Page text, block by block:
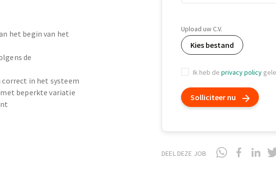
het begin van het
de
in het systeem
beperkte variatie
Upload uw C.V.
Kies bestand
Ik heb de privacy policy
Solliciteer nu
DEEL DEZE JOB